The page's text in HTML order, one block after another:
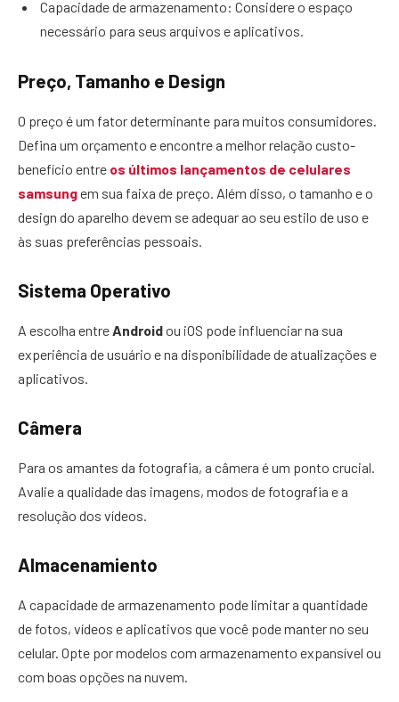
Capacidade de armazenamento: Considere o espaço
necessário para seus arquivos e aplicativos.
Preço, Tamanho e Design
O preço é um fator determinante para muitos consumidores.
Defina um orçamento e encontre a melhor relação custo-
benefício entre os últimos lançamentos de celulares
samsungem sua faixa de preço. Além disso, o tamanho e o
design do aparelho devem se adequar ao seu estilo de uso e
às suas preferências pessoais.
Sistema Operativo
A escolha entre Androidou iOS pode influenciar na sua
experiência de usuário e na disponibilidade de atualizações e
aplicativos.
Câmera
Para os amantes da fotografia, a câmera é um ponto crucial.
Avalie a qualidade das imagens, modos de fotografia e a
resolução dos vídeos.
Almacenamiento
A capacidade de armazenamento pode limitar a quantidade
de fotos, vídeos e aplicativos que você pode manter no seu
celular. Opte por modelos com armazenamento expansível ou
com boas opções na nuvem.